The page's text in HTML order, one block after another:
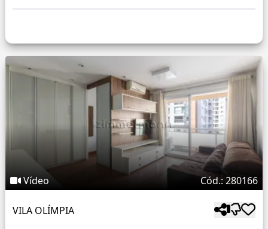
Vídeo Cód.: 280166
VILA OLÍMPIA